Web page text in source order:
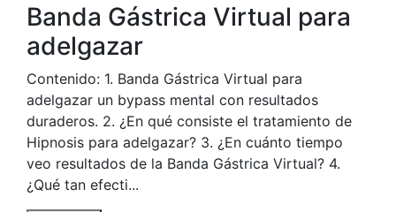
Banda Gástrica Virtual para
adelgazar
Contenido: 1. Banda Gástrica Virtual para
adelgazar un bypass mental con resultados
duraderos. 2. ¿En qué consiste el tratamiento de
Hipnosis para adelgazar? 3. ¿En cuánto tiempo
veo resultados de la Banda Gástrica Virtual? 4.
¿Qué tan efecti...